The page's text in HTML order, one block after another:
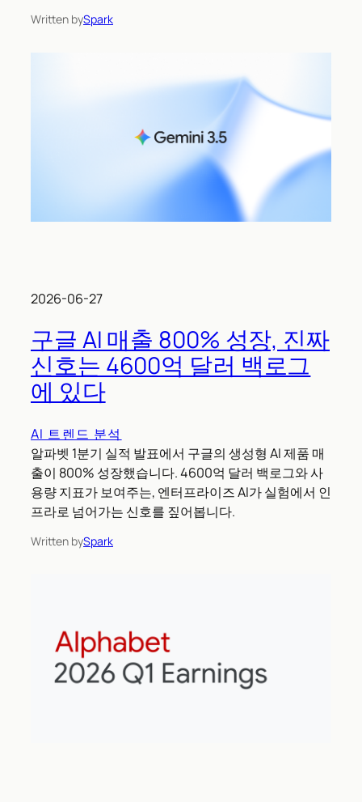
Written bySpark
2026-06-27
구글 AI 매출 800% 성장, 진짜
신호는 4600억 달러 백로그
에 있다
AI 트렌드 분석
알파벳 1분기 실적 발표에서 구글의 생성형 AI 제품 매
출이 800% 성장했습니다. 4600억 달러 백로그와 사
용량 지표가 보여주는, 엔터프라이즈 AI가 실험에서 인
프라로 넘어가는 신호를 짚어봅니다.
Written bySpark